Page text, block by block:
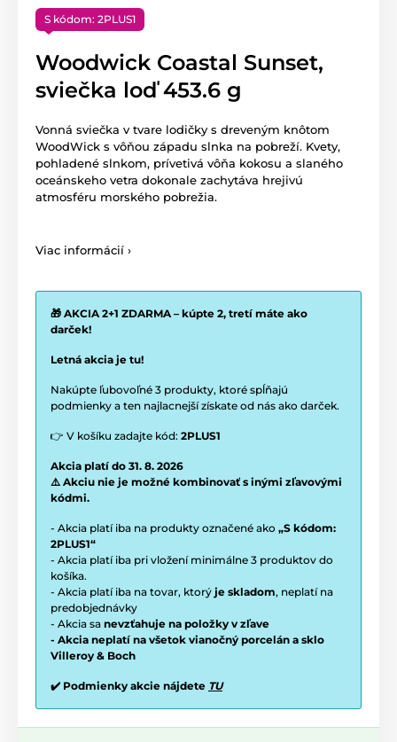
S kódom: 2PLUS1
Woodwick Coastal Sunset,
sviečka loď 453.6 g
Vonná sviečka v tvare lodičky s dreveným knôtom
WoodWick s vôňou západu slnka na pobreží. Kvety,
pohladené slnkom, prívetivá vôňa kokosu a slaného
oceánskeho vetra dokonale zachytáva hrejivú
atmosféru morského pobrežia.
Viac informácií ›
🎁 AKCIA 2+1 ZDARMA – kúpte 2, tretí máte ako
darček!
Letná akcia je tu!
Nakúpte ľubovoľné 3 produkty, ktoré spĺňajú
podmienky a ten najlacnejší získate od nás ako darček.
👉 V košíku zadajte kód: 2PLUS1
Akcia platí do 31. 8. 2026
⚠️ Akciu nie je možné kombinovať s inými zľavovými
kódmi.
- Akcia platí iba na produkty označené ako „S kódom:
2PLUS1“
- Akcia platí iba pri vložení minimálne 3 produktov do
košíka.
- Akcia platí iba na tovar, ktorý je skladom, neplatí na
predobjednávky
- Akcia sa nevzťahuje na položky v zľave
- Akcia neplatí na všetok vianočný porcelán a sklo
Villeroy & Boch
✔️ Podmienky akcie nájdete TU